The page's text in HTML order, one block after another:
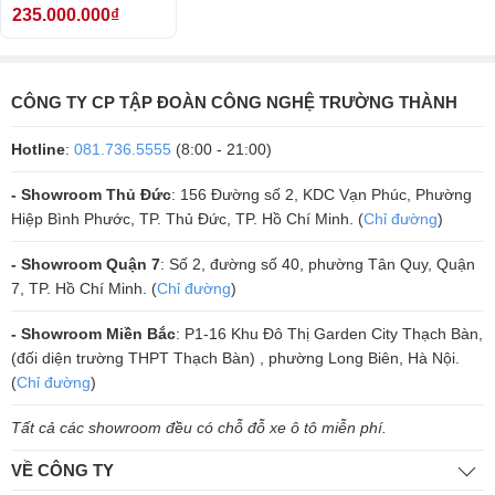
Mặt sau của Đầu Accuphase SACD/CD DP-570 là hệ thống cổng kết
Mua Thiết bị âm thanh ở đâu uy tín nhất?
Thị trường mua sắm thiết bị âm thanh hiện nay có rất nhiều đơn vị
cung cấp, cùng nhiều thương hiệu trong và ngoài nước.Trường
Thành Audiomột thương hiệu uy tín hàng đầu, với nhiều năm kinh
cung cấp và phân phối những thiết bị âm thanh hiện đại hàng đầu. Địa
chỉ vô cùng tin cậy cho mọi khách hàng đang có nhu cầu mua sắm các
thiết bị âm thanh bộ dàn karaoke với mọi phân khúc...
Chúng tôi luôn mang lại cho khách hàng những thiết bị âm thanh hiện
đại, công nghệ tiên tiến cùng nhiều dịch vụ vô cùng tiện lợi. Những lợi
ích khi các quý khách hàng mua dàn karaoke tạiTrường Thành
235.000.000₫
CÔNG TY CP TẬP ĐOÀN CÔNG NGHỆ TRƯỜNG THÀNH
Hotline: 081.736.5555 (8:00 - 21:00)
- Showroom Thủ Đức: 156 Đường số 2, KDC Vạn Phúc, Phường
Hiệp Bình Phước, TP. Thủ Đức, TP. Hồ Chí Minh. (Chỉ đường)
- Showroom Quận 7: Số 2, đường số 40, phường Tân Quy, Quận
7, TP. Hồ Chí Minh. (Chỉ đường)
- Showroom Miền Bắc: P1-16 Khu Đô Thị Garden City Thạch Bàn,
(đối diện trường THPT Thạch Bàn) , phường Long Biên, Hà Nội.
(Chỉ đường)
Tất cả các showroom đều có chỗ đỗ xe ô tô miễn phí.
VỀ CÔNG TY